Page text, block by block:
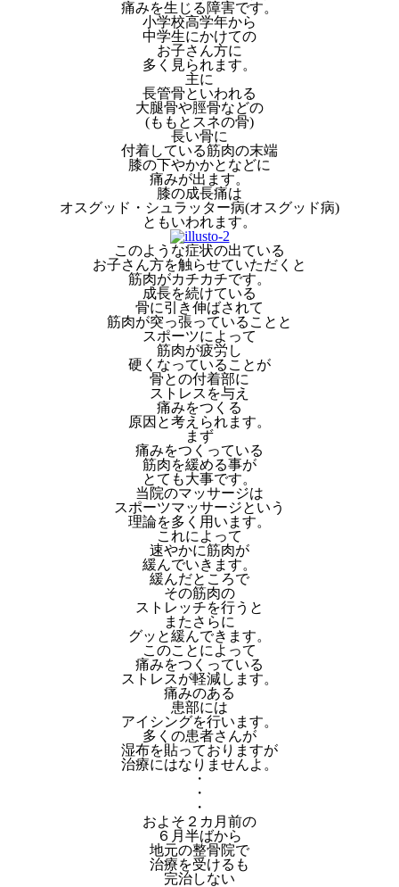
痛みを生じる障害です。
小学校高学年から
中学生にかけての
お子さん方に
多く見られます。
主に
長管骨といわれる
大腿骨や脛骨などの
(ももとスネの骨)
長い骨に
付着している筋肉の末端
膝の下やかかとなどに
痛みが出ます。
膝の成長痛は
オスグッド・シュラッター病(オスグッド病)
ともいわれます。
このような症状の出ている
お子さん方を触らせていただくと
筋肉がカチカチです。
成長を続けている
骨に引き伸ばされて
筋肉が突っ張っていることと
スポーツによって
筋肉が疲労し
硬くなっていることが
骨との付着部に
ストレスを与え
痛みをつくる
原因と考えられます。
まず
痛みをつくっている
筋肉を緩める事が
とても大事です。
当院のマッサージは
スポーツマッサージという
理論を多く用います。
これによって
速やかに筋肉が
緩んでいきます。
緩んだところで
その筋肉の
ストレッチを行うと
またさらに
グッと緩んできます。
このことによって
痛みをつくっている
ストレスが軽減します。
痛みのある
患部には
アイシングを行います。
多くの患者さんが
湿布を貼っておりますが
治療にはなりませんよ。
・
・
・
およそ２カ月前の
６月半ばから
地元の整骨院で
治療を受けるも
完治しない